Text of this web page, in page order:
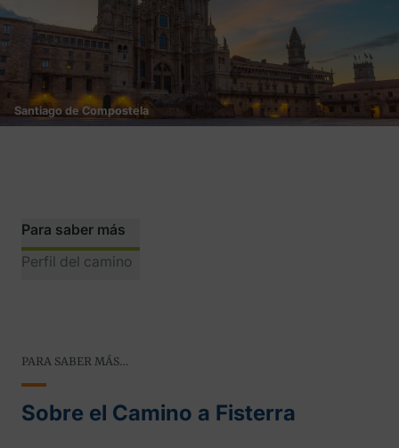
Santiago de Compostela
Para saber más
Perfil del camino
PARA SABER MÁS…
Sobre el Camino a Fisterra